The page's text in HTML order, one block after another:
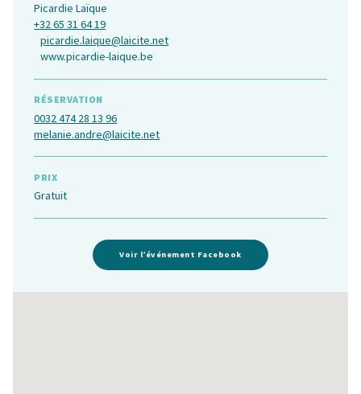
Picardie Laïque
+32 65 31 64 19
picardie.laique@laicite.net
www.picardie-laique.be
RÉSERVATION
0032 474 28 13 96
melanie.andre@laicite.net
PRIX
Gratuit
Voir l’événement Facebook